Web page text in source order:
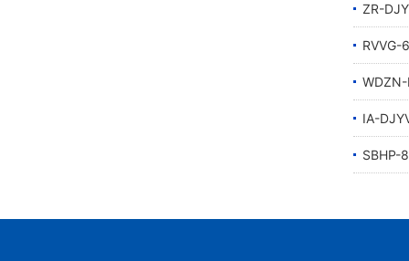
ZR-
RVVG-
WDZN-
IA-
SBHP-